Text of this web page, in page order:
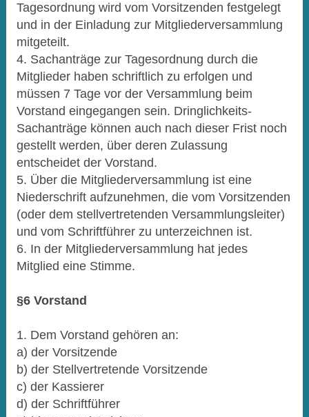
Tagesordnung wird vom Vorsitzenden festgelegt
und in der Einladung zur Mitgliederversammlung
mitgeteilt.
4. Sachanträge zur Tagesordnung durch die
Mitglieder haben schriftlich zu erfolgen und
müssen 7 Tage vor der Versammlung beim
Vorstand eingegangen sein. Dringlichkeits-
Sachanträge können auch nach dieser Frist noch
gestellt werden, über deren Zulassung
entscheidet der Vorstand.
5. Über die Mitgliederversammlung ist eine
Niederschrift aufzunehmen, die vom Vorsitzenden
(oder dem stellvertretenden Versammlungsleiter)
und vom Schriftführer zu unterzeichnen ist.
6. In der Mitgliederversammlung hat jedes
Mitglied eine Stimme.
§6 Vorstand
1. Dem Vorstand gehören an:
a) der Vorsitzende
b) der Stellvertretende Vorsitzende
c) der Kassierer
d) der Schriftführer